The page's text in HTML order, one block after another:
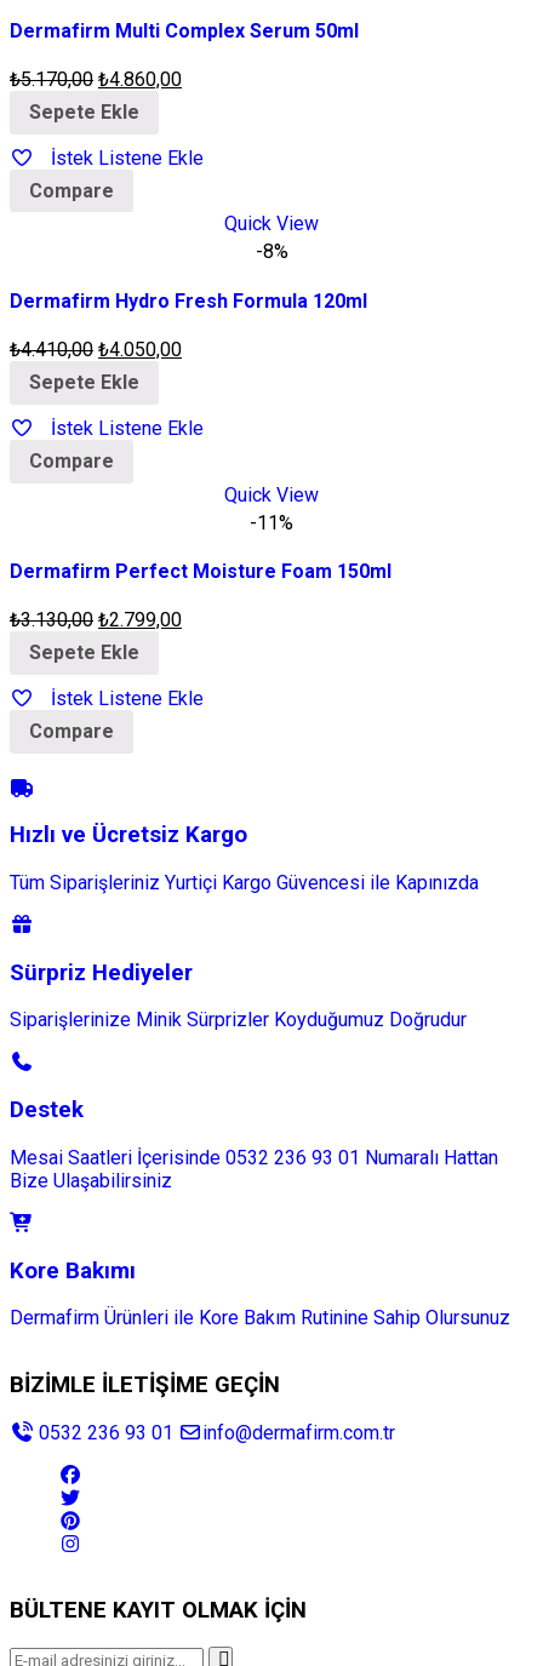
Dermafirm Multi Complex Serum 50ml
₺5.170,00 ₺4.860,00
Sepete Ekle
İstek Listene Ekle
Compare
Quick View
-8%
Dermafirm Hydro Fresh Formula 120ml
₺4.410,00 ₺4.050,00
Sepete Ekle
İstek Listene Ekle
Compare
Quick View
-11%
Dermafirm Perfect Moisture Foam 150ml
₺3.130,00 ₺2.799,00
Sepete Ekle
İstek Listene Ekle
Compare
Hızlı ve Ücretsiz Kargo
Tüm Siparişleriniz Yurtiçi Kargo Güvencesi ile Kapınızda
Sürpriz Hediyeler
Siparişlerinize Minik Sürprizler Koyduğumuz Doğrudur
Destek
Mesai Saatleri İçerisinde 0532 236 93 01 Numaralı Hattan
Bize Ulaşabilirsiniz
Kore Bakımı
Dermafirm Ürünleri ile Kore Bakım Rutinine Sahip Olursunuz
BİZİMLE İLETİŞİME GEÇİN
0532 236 93 01 info@dermafirm.com.tr
BÜLTENE KAYIT OLMAK İÇİN